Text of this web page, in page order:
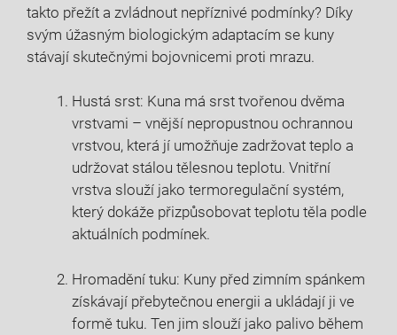
takto přežít a zvládnout nepříznivé podmínky? Díky
svým úžasným biologickým adaptacím se kuny
stávají skutečnými bojovnicemi proti mrazu.
Hustá srst: Kuna má srst tvořenou dvěma
vrstvami – vnější nepropustnou ochrannou
vrstvou, která jí umožňuje zadržovat teplo a
udržovat stálou tělesnou teplotu. Vnitřní
vrstva slouží jako termoregulační systém,
který dokáže přizpůsobovat teplotu těla podle
aktuálních podmínek.
Hromadění tuku: Kuny před zimním spánkem
získávají přebytečnou energii a ukládají ji ve
formě tuku. Ten jim slouží jako palivo během